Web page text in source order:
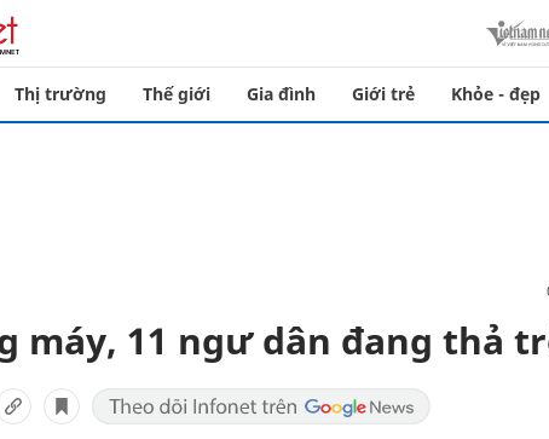
Thị trường Thế giới Gia đình Giới trẻ Khỏe - đẹp
máy, 11 ngư dân đang thả